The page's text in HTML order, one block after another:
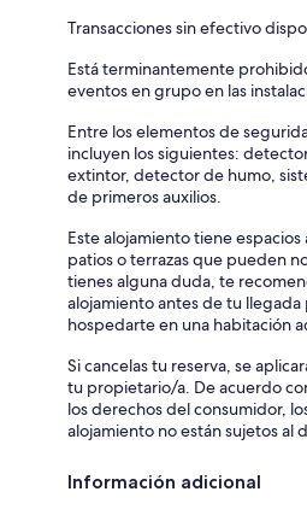
Transacciones sin efectivo
Está terminantemente
eventos en grupo en las
Entre los elementos de
incluyen los siguientes:
extintor, detector de humo,
de primeros auxilios.
Este alojamiento tiene
patios o terrazas que pueden
tienes alguna duda, te
alojamiento antes de tu
hospedarte en una habitación
Si cancelas tu reserva, se
tu propietario/a. De acuerdo
los derechos del consumidor,
alojamiento no están sujetos al
Información adicional